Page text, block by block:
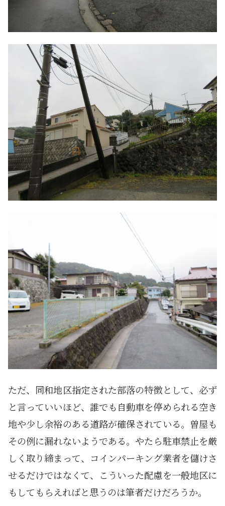
ただ、同和地区指定された部落の特徴として、必ず
と言っていいほど、誰でも自動車を停められる空き
地や少し余裕のある道路が確保されている。曽屋も
その例に漏れないようである。やたら駐車禁止を厳
しく取り締まって、コインパーキング業者を儲けさ
せるだけではなくて、こういった配慮を一般地区に
もしてもらえればと思うのは筆者だけだろうか。